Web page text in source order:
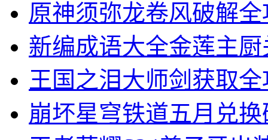
登山赛车2驾驶乐趣与
205.92 MB
相关资讯